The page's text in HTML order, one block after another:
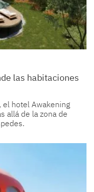
las habitaciones
el hotel Awakening
allá de la zona de